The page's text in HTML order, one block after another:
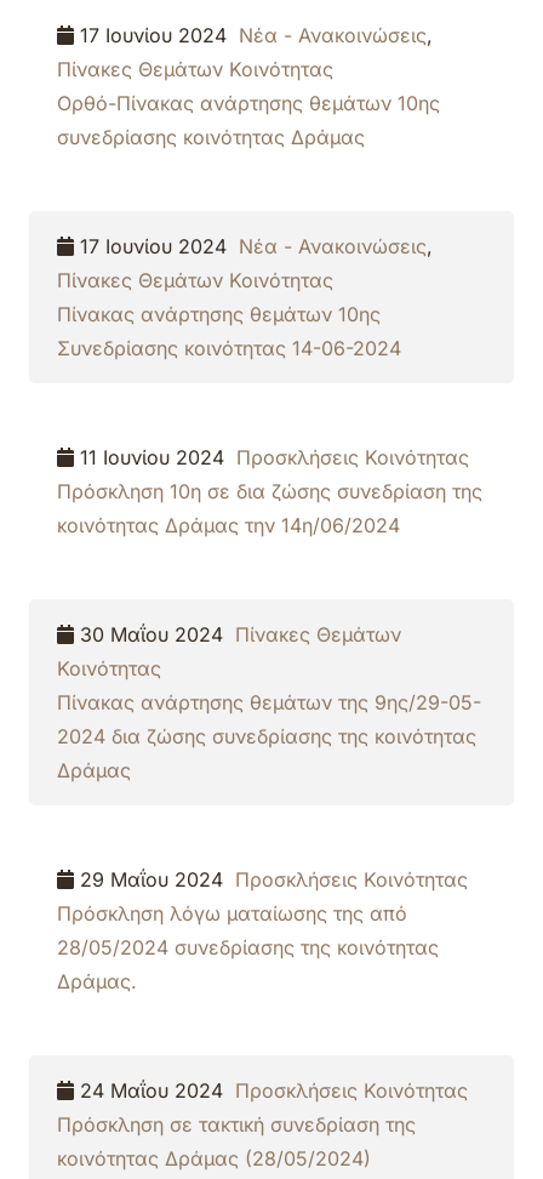
17 Ιουνίου 2024 Νέα - Ανακοινώσεις,
Πίνακες Θεμάτων Κοινότητας
Ορθό-Πίνακας ανάρτησης θεμάτων 10ης
συνεδρίασης κοινότητας Δράμας
17 Ιουνίου 2024 Νέα - Ανακοινώσεις,
Πίνακες Θεμάτων Κοινότητας
Πίνακας ανάρτησης θεμάτων 10ης
Συνεδρίασης κοινότητας 14-06-2024
11 Ιουνίου 2024 Προσκλήσεις Κοινότητας
Πρόσκληση 10η σε δια ζώσης συνεδρίαση της
κοινότητας Δράμας την 14η/06/2024
30 Μαΐου 2024 Πίνακες Θεμάτων
Κοινότητας
Πίνακας ανάρτησης θεμάτων της 9ης/29-05-
2024 δια ζώσης συνεδρίασης της κοινότητας
Δράμας
29 Μαΐου 2024 Προσκλήσεις Κοινότητας
Πρόσκληση λόγω ματαίωσης της από
28/05/2024 συνεδρίασης της κοινότητας
Δράμας.
24 Μαΐου 2024 Προσκλήσεις Κοινότητας
Πρόσκληση σε τακτική συνεδρίαση της
κοινότητας Δράμας (28/05/2024)